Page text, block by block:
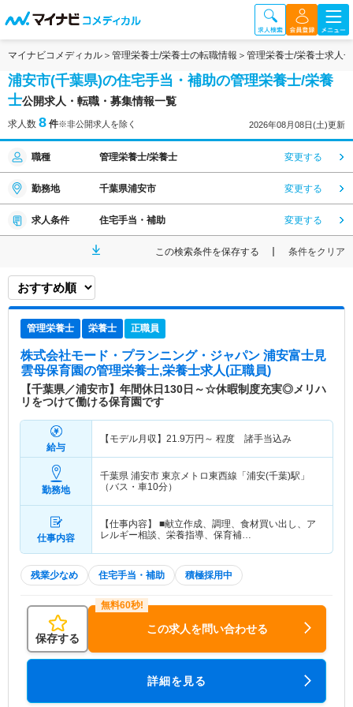
マイナビコメディカル 管理栄養士/栄養士の転職情報 管理栄養士/栄養士求人
浦安市(千葉県)の住宅手当・補助の管理栄養士/栄養
士公開求人・転職・募集情報一覧
求人数 8 件※非公開求人を除く 2026年08月08日(土)更新
職種 管理栄養士/栄養士 変更する
勤務地 千葉県浦安市 変更する
求人条件 住宅手当・補助 変更する
この検索条件を保存する 条件をクリア
管理栄養士 栄養士 正職員
株式会社モード・プランニング・ジャパン 浦安富士見
雲母保育園の管理栄養士,栄養士求人(正職員)
【千葉県／浦安市】年間休日130日～☆休暇制度充実◎メリハ
リをつけて働ける保育園です
給与
【モデル月収】 21.9万円～ 程度 諸手当込み
勤務地
千葉県 浦安市 東京メトロ東西線「浦安(千葉)駅」
（バス・車10分）
仕事内容
【仕事内容】 ■献立作成、調理、食材買い出し、ア
レルギー相談、栄養指導、保育補…
残業少なめ 住宅手当・補助 積極採用中
保存する
この求人を問い合わせる
詳細を見る